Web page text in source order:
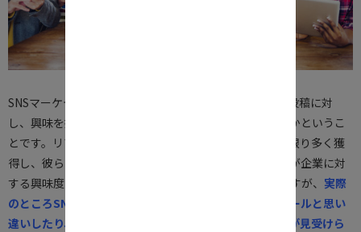
SNSマーケティングで最も重要なのは、企業の発信した投稿に対
し、興味を持ったり、コメントするユーザーが何人いたかというこ
とです。リアクションをしてくれるフォロワーをできる限り多く獲
得し、彼らのリアクションにより情報が拡散され、それが企業に対
する興味度アップにつなげることが大命題のはずなのですが、 実際
のところSNSアカウントを使って情報発信ができたらゴールと思い
違いしたり、フォロワー数の増減ばかり気にするケースが見受けら